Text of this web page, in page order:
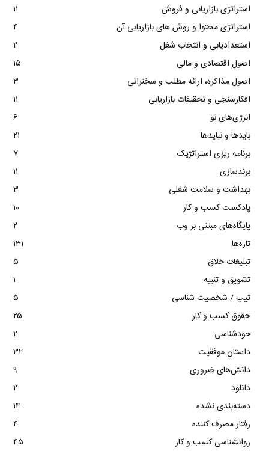
استراتژی بازاریابی و فروش
۱۱
استراتژی محتوا و روش های بازاریابی آن
۴
استعدادیابی و انتخاب شغل
۲
اصول اقتصادی و مالی
۱۵
اصول مذاکره، ارائه مطلب و سخنرانی
۳
افکارسنجی و تحقیقات بازاریابی
۱۱
انرژی‌های نو
۶
بایدها و نبایدها
۲۱
برنامه ریزی استراتژیک
۷
برندسازی
۱۱
بهداشت و سلامت شغلی
۳
پادکست کسب و کار
۱۰
پایگاه‌های مبتنی بر وب
۲
تازه‌ها
۱۳۱
تبلیغات خلاق
۵
تشویق و تنبیه
۱
تیپ / شخصیت شناسی
۵
حقوق کسب و کار
۲۵
خودشناسی
۲
داستان موفقیت
۳۲
دانش‌های ضروری
۹
دانلود
۲
دسته‌بندی نشده
۱۴
رفتار مصرف کننده
۴
روانشناسی کسب و کار
۴۵